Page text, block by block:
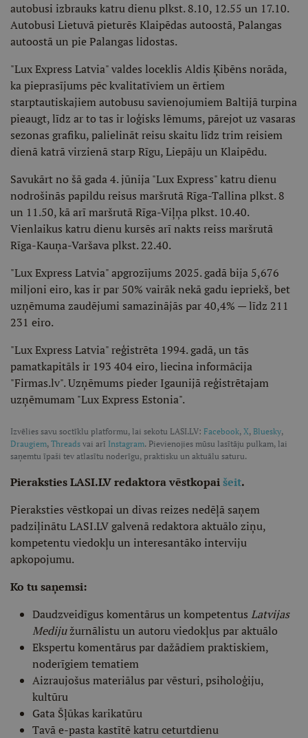
autobusi izbrauks katru dienu plkst. 8.10, 12.55 un 17.10.
Autobusi Lietuvā pieturēs Klaipēdas autoostā, Palangas
autoostā un pie Palangas lidostas.
"Lux Express Latvia" valdes loceklis Aldis Ķibēns norāda,
ka pieprasījums pēc kvalitatīviem un ērtiem
starptautiskajiem autobusu savienojumiem Baltijā turpina
pieaugt, līdz ar to tas ir loģisks lēmums, pārejot uz vasaras
sezonas grafiku, palielināt reisu skaitu līdz trim reisiem
dienā katrā virzienā starp Rīgu, Liepāju un Klaipēdu.
Savukārt no šā gada 4. jūnija "Lux Express" katru dienu
nodrošinās papildu reisus maršrutā Rīga-Tallina plkst. 8
un 11.50, kā arī maršrutā Rīga-Viļņa plkst. 10.40.
Vienlaikus katru dienu kursēs arī nakts reiss maršrutā
Rīga-Kauņa-Varšava plkst. 22.40.
"Lux Express Latvia" apgrozījums 2025. gadā bija 5,676
miljoni eiro, kas ir par 50% vairāk nekā gadu iepriekš, bet
uzņēmuma zaudējumi samazinājās par 40,4% — līdz 211
231 eiro.
"Lux Express Latvia" reģistrēta 1994. gadā, un tās
pamatkapitāls ir 193 404 eiro, liecina informācija
"Firmas.lv". Uzņēmums pieder Igaunijā reģistrētajam
uzņēmumam "Lux Express Estonia".
Izvēlies savu soctīklu platformu, lai sekotu LASI.LV: Facebook, X, Bluesky,
Draugiem, Threads vai arī Instagram. Pievienojies mūsu lasītāju pulkam, lai
saņemtu īpaši tev atlasītu noderīgu, praktisku un aktuālu saturu.
Pieraksties LASI.LV redaktora vēstkopaišeit.
Pieraksties vēstkopai un divas reizes nedēļā saņem
padziļinātu LASI.LV galvenā redaktora aktuālo ziņu,
kompetentu viedokļu un interesantāko interviju
apkopojumu.
Ko tu saņemsi:
Daudzveidīgus komentārus un kompetentus Latvijas
Medijužurnālistu un autoru viedokļus par aktuālo
Ekspertu komentārus par dažādiem praktiskiem,
noderīgiem tematiem
Aizraujošus materiālus par vēsturi, psiholoģiju,
kultūru
Gata Šļūkas karikatūru
Tavā e-pasta kastītē katru ceturtdienu